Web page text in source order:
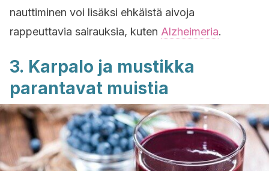
nauttiminen voi lisäksi ehkäistä aivoja
rappeuttavia sairauksia, kuten Alzheimeria.
3. Karpalo ja mustikka
parantavat muistia